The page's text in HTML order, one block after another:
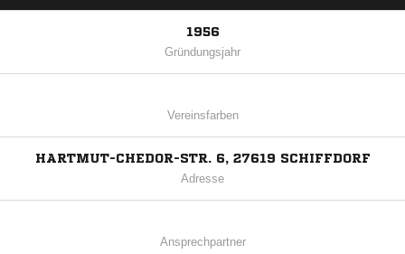
1956
Gründungsjahr
Vereinsfarben
HARTMUT-CHEDOR-STR. 6, 27619 SCHIFFDORF
Adresse
Ansprechpartner